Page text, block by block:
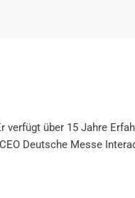
verfügt über 15 Jahre
Deutsche Messe